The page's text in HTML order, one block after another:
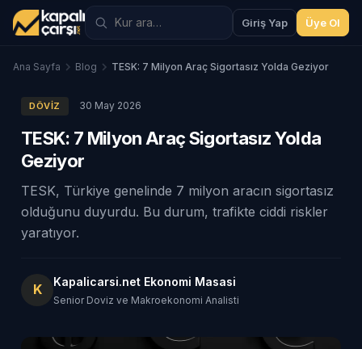
Giriş Yap Üye Ol
Ana Sayfa Blog TESK: 7 Milyon Araç Sigortasız Yolda Geziyor
DÖVIZ 30 May 2026
TESK: 7 Milyon Araç Sigortasız Yolda
Geziyor
TESK, Türkiye genelinde 7 milyon aracın sigortasız
olduğunu duyurdu. Bu durum, trafikte ciddi riskler
yaratıyor.
K Kapalicarsi.net Ekonomi Masasi
Senior Doviz ve Makroekonomi Analisti